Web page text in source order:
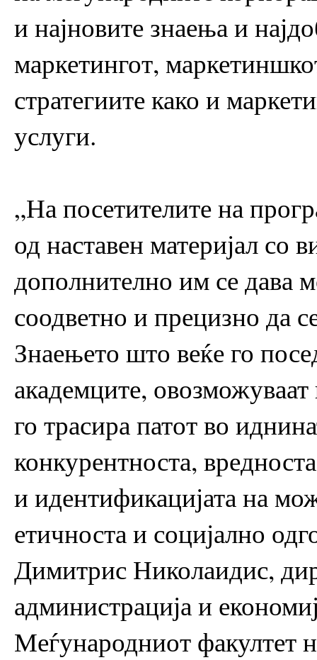
и најновите знаења и
маркетингот,
стратегиите како и
услуги.
„На посетителите на
од наставен материјал со
дополнително им се дава
соодветно и прецизно да
Знаењето што веќе го
академците,
го трасира патот во
конкурентноста,
и идентификацијата на
етичноста и социјално
Димитрис Николаидис,
администрација и
Меѓународниот факултет